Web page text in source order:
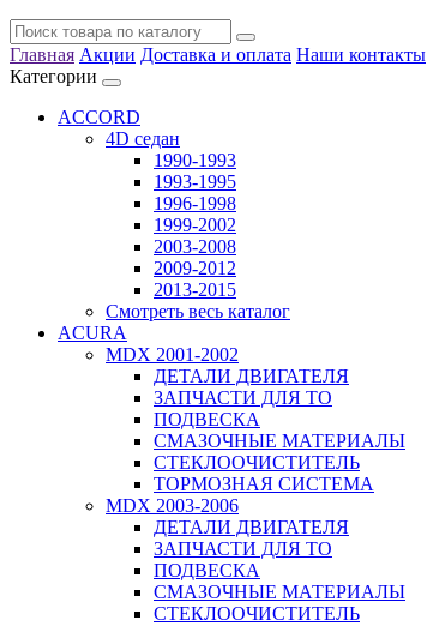
Главная Акции Доставка и оплата Наши контакты
Категории
ACCORD
4D седан
1990-1993
1993-1995
1996-1998
1999-2002
2003-2008
2009-2012
2013-2015
Смотреть весь каталог
ACURA
MDX 2001-2002
ДЕТАЛИ ДВИГАТЕЛЯ
ЗАПЧАСТИ ДЛЯ ТО
ПОДВЕСКА
СМАЗОЧНЫЕ МАТЕРИАЛЫ
СТЕКЛООЧИСТИТЕЛЬ
ТОРМОЗНАЯ СИСТЕМА
MDX 2003-2006
ДЕТАЛИ ДВИГАТЕЛЯ
ЗАПЧАСТИ ДЛЯ ТО
ПОДВЕСКА
СМАЗОЧНЫЕ МАТЕРИАЛЫ
СТЕКЛООЧИСТИТЕЛЬ